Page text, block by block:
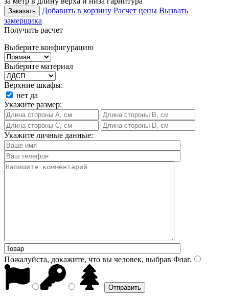
Заказать Добавить в корзину Расчет цены Вызвать
замерщика
Получить расчет
Выберите конфигурацию
Выберите материал
Верхние шкафы:
нет да
Укажите размер:
Укажите личные данные:
Пожалуйста, докажите, что вы человек, выбрав Флаг.